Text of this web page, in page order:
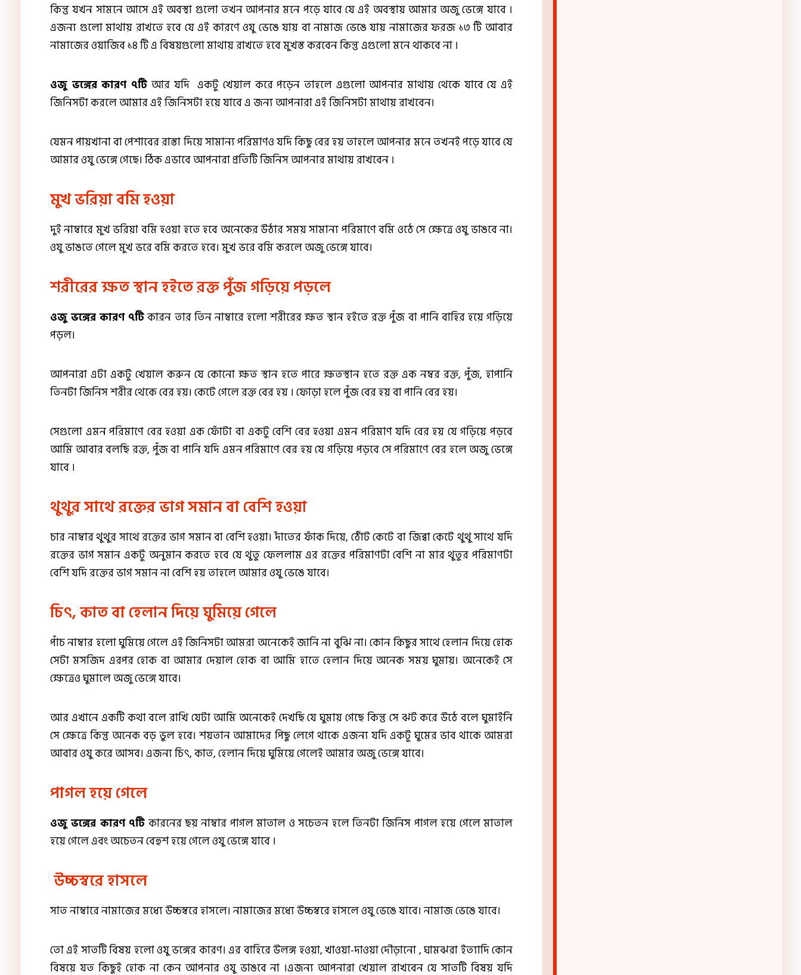
কিন্তু যখন সামনে আসে এই অবস্থা গুলো তখন আপনার মনে পড়ে যাবে যে এই অবস্থায় আমার অজু ভেঙ্গে যাবে ।
এজন্য গুলো মাথায় রাখতে হবে যে এই কারণে ওযু ভেঙে যায় বা নামাজ ভেঙে যায় নামাজের ফরজ ১৩ টি আবার
নামাজের ওয়াজিব ১৪ টি এ বিষয়গুলো মাথায় রাখতে হবে মুখস্ত করবেন কিন্তু এগুলো মনে থাকবে না ।
ওজু ভঙ্গের কারণ ৭টি আর যদি একটু খেয়াল করে পড়েন তাহলে এগুলো আপনার মাথায় থেকে যাবে যে এই
জিনিসটা করলে আমার এই জিনিসটা হয়ে যাবে এ জন্য আপনারা এই জিনিসটা মাথায় রাখবেন।
যেমন পায়খানা বা পেশাবের রাস্তা দিয়ে সামান্য পরিমাণও যদি কিছু বের হয় তাহলে আপনার মনে তখনই পড়ে যাবে যে
আমার ওযু ভেঙ্গে গেছে। ঠিক এভাবে আপনারা প্রতিটি জিনিস আপনার মাথায় রাখবেন ।
মুখ ভরিয়া বমি হওয়া
দুই নাম্বারে মুখ ভরিয়া বমি হওয়া হতে হবে অনেকের উঠার সময় সামান্য পরিমাণে বমি ওঠে সে ক্ষেত্রে ওযু ভাঙবে না।
ওযু ভাঙতে গেলে মুখ ভরে বমি করতে হবে। মুখ ভরে বমি করলে অজু ভেঙ্গে যাবে।
শরীরের ক্ষত স্থান হইতে রক্ত পুঁজ গড়িয়ে পড়লে
ওজু ভঙ্গের কারণ ৭টিকারন তার তিন নাম্বারে হলো শরীরের ক্ষত স্থান হইতে রক্ত পুঁজ বা পানি বাহির হয়ে গড়িয়ে
পড়ল।
আপনারা এটা একটু খেয়াল করুন যে কোনো ক্ষত স্থান হতে পারে ক্ষতস্থান হতে রক্ত এক নম্বর রক্ত, পুঁজ, হাপানি
তিনটা জিনিস শরীর থেকে বের হয়। কেটে গেলে রক্ত বের হয় । ফোড়া হলে পুঁজ বের হয় বা পানি বের হয়।
সেগুলো এমন পরিমাণে বের হওয়া এক ফোঁটা বা একটু বেশি বের হওয়া এমন পরিমাণ যদি বের হয় যে গড়িয়ে পড়বে
আমি আবার বলছি রক্ত, পুঁজ বা পানি যদি এমন পরিমাণে বের হয় যে গড়িয়ে পড়বে সে পরিমাণে বের হলে অজু ভেঙ্গে
যাবে ।
থুথুর সাথে রক্তের ভাগ সমান বা বেশি হওয়া
চার নাম্বার থুথুর সাথে রক্তের ভাগ সমান বা বেশি হওয়া। দাঁতের ফাঁক দিয়ে, ঠোঁট কেটে বা জিব্বা কেটে থুথু সাথে যদি
রক্তের ভাগ সমান একটু অনুমান করতে হবে যে থুতু ফেললাম এর রক্তের পরিমাণটা বেশি না মার থুতুর পরিমাণটা
বেশি যদি রক্তের ভাগ সমান না বেশি হয় তাহলে আমার ওযু ভেঙে যাবে।
চিৎ, কাত বা হেলান দিয়ে ঘুমিয়ে গেলে
পাঁচ নাম্বার হলো ঘুমিয়ে গেলে এই জিনিসটা আমরা অনেকেই জানি না বুঝি না। কোন কিছুর সাথে হেলান দিয়ে হোক
সেটা মসজিদ এরপর হোক বা আমার দেয়াল হোক বা আমি হাতে হেলান দিয়ে অনেক সময় ঘুমায়। অনেকেই সে
ক্ষেত্রেও ঘুমালে অজু ভেঙ্গে যাবে।
আর এখানে একটি কথা বলে রাখি যেটা আমি অনেকেই দেখছি যে ঘুমায় গেছে কিন্তু সে ঝট করে উঠে বলে ঘুমাইনি
সে ক্ষেত্রে কিন্তু অনেক বড় ভুল হবে। শয়তান আমাদের পিছু লেগে থাকে এজন্য যদি একটু ঘুমের ভাব থাকে আমরা
আবার ওযু করে আসব। এজন্য চিৎ, কাত, হেলান দিয়ে ঘুমিয়ে গেলেই আমার অজু ভেঙ্গে যাবে।
পাগল হয়ে গেলে
ওজু ভঙ্গের কারণ ৭টি কারনের ছয় নাম্বার পাগল মাতাল ও সচেতন হলে তিনটা জিনিস পাগল হয়ে গেলে মাতাল
হয়ে গেলে এবং অচেতন বেহুশ হয়ে গেলে ওযু ভেঙ্গে যাবে ।
উচ্চস্বরে হাসলে
সাত নাম্বারে নামাজের মধ্যে উচ্চস্বরে হাসলে। নামাজের মধ্যে উচ্চস্বরে হাসলে ওযু ভেঙে যাবে। নামাজ ভেঙে যাবে।
তো এই সাতটি বিষয় হলো ওযু ভঙ্গের কারণ। এর বাহিরে উলঙ্গ হওয়া, খাওয়া-দাওয়া দৌড়ানো , ঘামঝরা ইত্যাদি কোন
বিষয়ে যত কিছুই হোক না কেন আপনার ওযু ভাঙবে না ।এজন্য আপনারা খেয়াল রাখবেন যে সাতটি বিষয় যদি